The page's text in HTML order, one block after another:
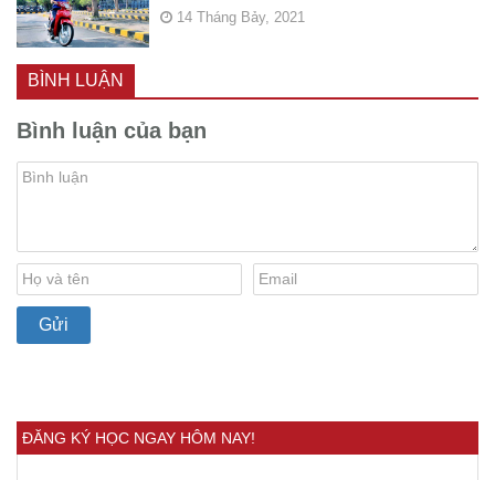
14 Tháng Bảy, 2021
BÌNH LUẬN
Bình luận của bạn
ĐĂNG KÝ HỌC NGAY HÔM NAY!